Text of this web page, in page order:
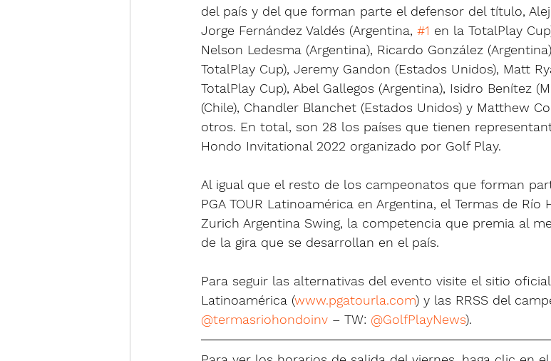
del país y del que forman parte el defensor del título,
Jorge Fernández Valdés (Argentina, #1 en la TotalPlay
Nelson Ledesma (Argentina), Ricardo González
TotalPlay Cup), Jeremy Gandon (Estados Unidos), Matt
TotalPlay Cup), Abel Gallegos (Argentina), Isidro Benítez
(Chile), Chandler Blanchet (Estados Unidos) y Matthew
otros. En total, son 28 los países que tienen
Hondo Invitational 2022 organizado por Golf Play.
Al igual que el resto de los campeonatos que forman
PGA TOUR Latinoamérica en Argentina, el Termas de
Zurich Argentina Swing, la competencia que premia al
de la gira que se desarrollan en el país.
Para seguir las alternativas del evento visite el sitio oficial
Latinoamérica (www.pgatourla.com) y las RRSS del
@termasriohondoinv – TW: @GolfPlayNews).